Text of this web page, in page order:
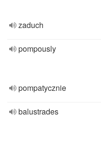
zaduch
pompously
pompatycznie
balustrades